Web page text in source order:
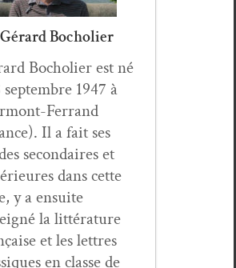
Gérard Bocholier
Bocholi­er est né
sep­tem­bre 1947 à
Fer­rand
Il a fait ses
sec­ondaires et
dans cette
y a ensuite
la lit­téra­ture
et les let­tres
en classe de